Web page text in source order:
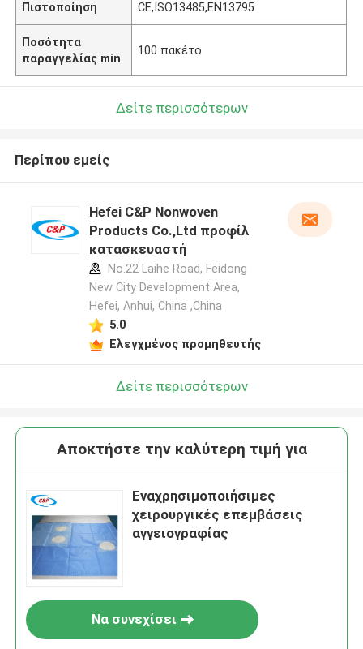
Πιστοποίηση CE,ISO13485,EN13795
Ποσότητα
παραγγελίας min
100 πακέτο
Δείτε περισσότερων
Περίπου εμείς
Hefei C&P Nonwoven
Products Co.,Ltd προφίλ
κατασκευαστή
No.22 Laihe Road, Feidong
New City Development Area,
Hefei, Anhui, China ,China
5.0
Ελεγχμένος προμηθευτής
Δείτε περισσότερων
Αποκτήστε την καλύτερη τιμή για
Εναχρησιμοποιήσιμες
χειρουργικές επεμβάσεις
αγγειογραφίας
Να συνεχίσει